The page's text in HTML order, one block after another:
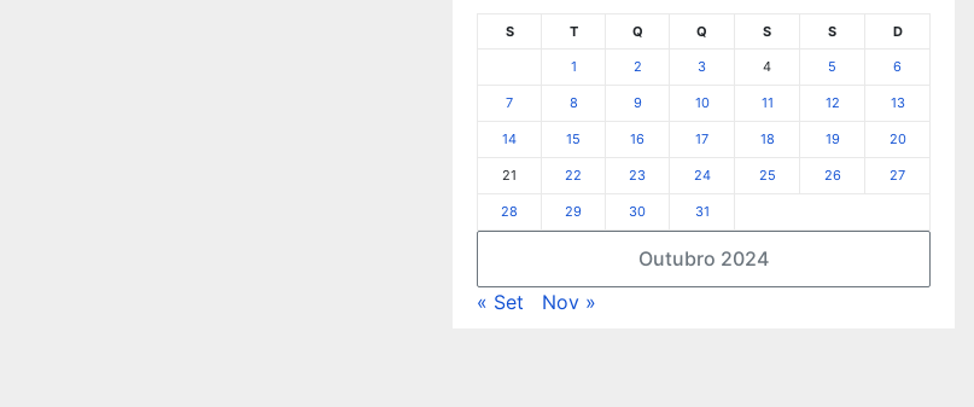
Outubro 2024
S T Q Q S S D
1 2 3 4 5 6
7 8 9 10 11 12 13
14 15 16 17 18 19 20
21 22 23 24 25 26 27
28 29 30 31
« Set Nov »